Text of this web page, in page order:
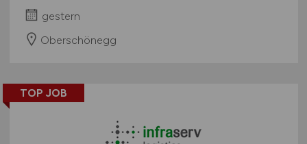
gestern
Oberschönegg
TOP JOB